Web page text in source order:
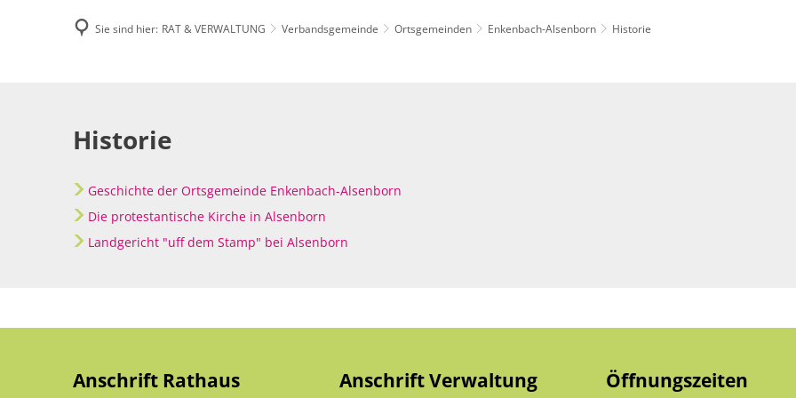
Sie sind hier: RAT & VERWALTUNG Verbandsgemeinde Ortsgemeinden Enkenbach-Alsenborn Historie
Historie
Geschichte der Ortsgemeinde Enkenbach-Alsenborn
Die protestantische Kirche in Alsenborn
Landgericht "uff dem Stamp" bei Alsenborn
Anschrift Rathaus Anschrift Verwaltung Öffnungszeiten